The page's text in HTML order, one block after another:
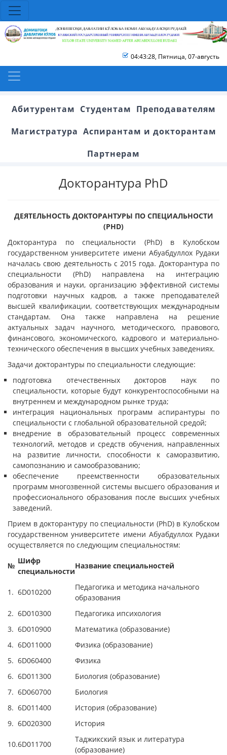
04:43:28, Пятница, 07-августь
Абитурентам Студентам Преподавателям
Магистратура Аспирантам и докторантам
Партнерам
Докторантура PhD
ДЕЯТЕЛЬНОСТЬ ДОКТОРАНТУРЫ ПО СПЕЦИАЛЬНОСТИ
(PHD)
Докторантура по специальности (PhD) в Кулобском
государственном университете имени Абуабдуллох Рудаки
началась свою деятельность с 2015 года. Докторантура по
специальности (PhD) направлена на интеграцию
образования и науки, организацию эффективной системы
подготовки научных кадров, а также преподавателей
высшей квалификации, соответствующих международным
стандартам. Она также направлена на решение
актуальных задач научного, методического, правового,
финансового, экономического, кадрового и материально-
технического обеспечения в высших учебных заведениях.
Задачи докторантуры по специальности следующие:
подготовка отечественных докторов наук по
специальности, которые будут конкурентоспособными на
внутреннем и международном рынке труда;
интеграция национальных программ аспирантуры по
специальности с глобальной образовательной средой;
внедрение в образовательный процесс современных
технологий, методов и средств обучения, направленных
на развитие личности, способности к саморазвитию,
самопознанию и самообразованию;
обеспечение преемственности образовательных
программ многозвенной системы высшего образования и
профессионального образования после высших учебных
заведений.
Прием в докторантуру по специальности (PhD) в Кулобском
государственном университете имени Абуабдуллох Рудаки
осуществляется по следующим специальностям:
№
Шифр
специальности
Название специальностей
1. 6D010200
Педагогика и методика начального
образования
2. 6D010300
Педагогика ипсихология
3. 6D010900
Математика (образование)
4. 6D011000
Физика (образование)
5. 6D060400
Физика
6. 6D011300
Биология (образование)
7. 6D060700
Биология
8. 6D011400
История (образование)
9. 6D020300 История
10.6D011700
Таджикский язык и литература
(образование)